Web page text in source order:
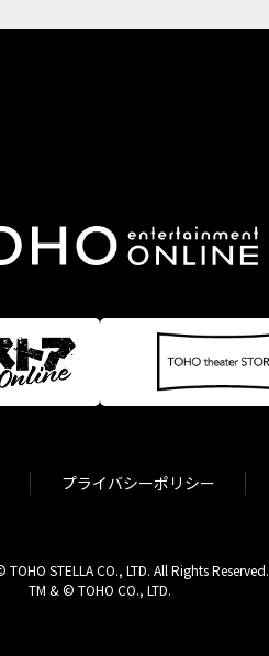
プライバシーポリシー
STELLA CO., LTD. All Rights Reserved.
TM & © TOHO CO., LTD.